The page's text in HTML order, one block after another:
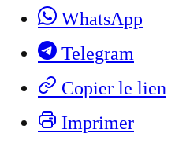
WhatsApp
Telegram
Copier le lien
Imprimer